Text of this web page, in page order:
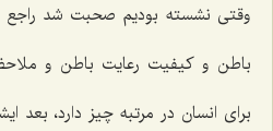
وقتی نشسته بودیم صحبت شد
باطن و كیفیت رعایت باطن و
برای انسان در مرتبه چیز دارد، بعد